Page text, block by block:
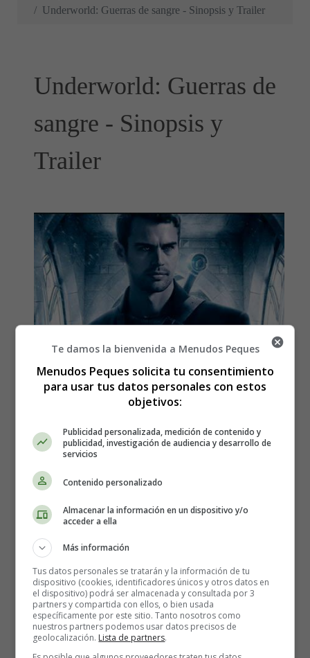
Underworld: Guerras de sangre - Sinopsis y Trailer
Underworld: Guerras de
sangre - Sinopsis y
Trailer
Estreno en España de la
película Underworld: Guerras
Te damos la bienvenida a Menudos Peques
Menudos Peques solicita tu consentimiento
para usar tus datos personales con estos
objetivos:
Publicidad personalizada, medición de contenido y
publicidad, investigación de audiencia y desarrollo de
servicios
Contenido personalizado
Almacenar la información en un dispositivo y/o
acceder a ella
Más información
Tus datos personales se tratarán y la información de tu
dispositivo (cookies, identificadores únicos y otros datos en
el dispositivo) podrá ser almacenada y consultada por 3
partners y compartida con ellos, o bien usada
específicamente por este sitio. Tanto nosotros como
nuestros partners podemos usar datos precisos de
geolocalización. Lista de partners.